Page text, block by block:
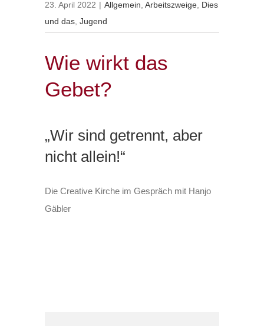
23. April 2022 | Allgemein ,Arbeitszweige Dies
und das ,Jugend
Wie wirkt das
Gebet?
„Wir sind getrennt, aber
nicht allein!“
Die Creative Kirche im Gespräch mit Hanjo
Gäbler